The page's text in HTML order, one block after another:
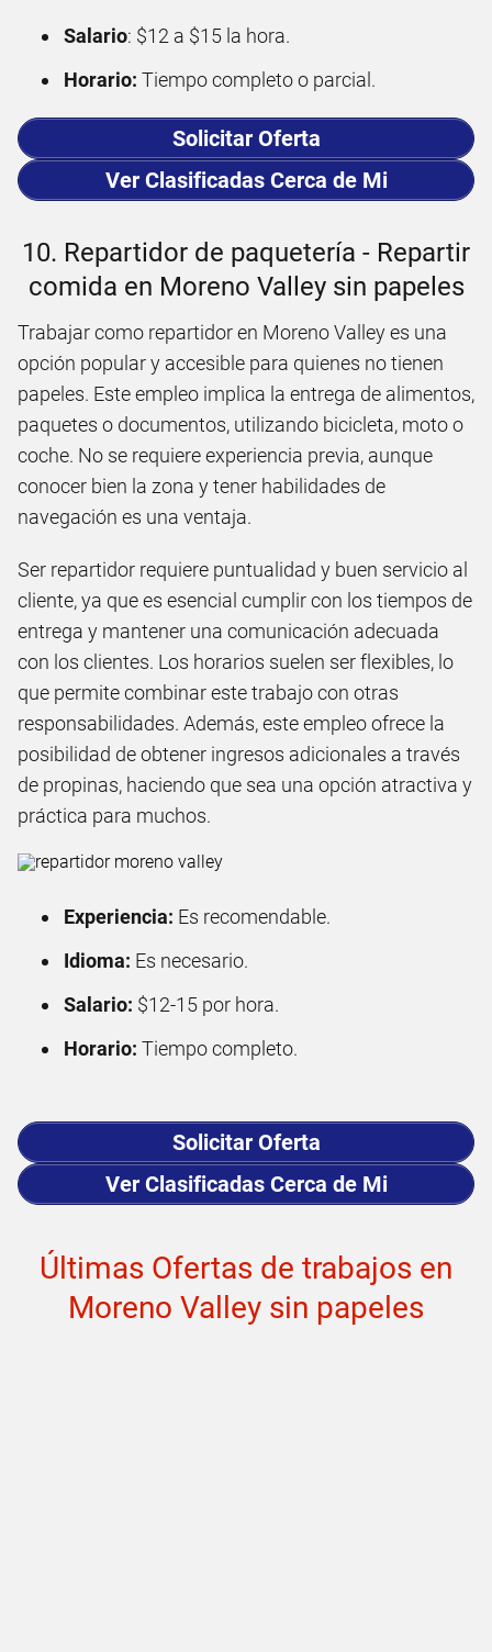
Salario: $12 a $15 la hora.
Horario: Tiempo completo o parcial.
Solicitar Oferta
Ver Clasificadas Cerca de Mi
10. Repartidor de paquetería - Repartir
comida en Moreno Valley sin papeles
Trabajar como repartidor en Moreno Valley es una
opción popular y accesible para quienes no tienen
papeles. Este empleo implica la entrega de alimentos,
paquetes o documentos, utilizando bicicleta, moto o
coche. No se requiere experiencia previa, aunque
conocer bien la zona y tener habilidades de
navegación es una ventaja.
Ser repartidor requiere puntualidad y buen servicio al
cliente, ya que es esencial cumplir con los tiempos de
entrega y mantener una comunicación adecuada
con los clientes. Los horarios suelen ser flexibles, lo
que permite combinar este trabajo con otras
responsabilidades. Además, este empleo ofrece la
posibilidad de obtener ingresos adicionales a través
de propinas, haciendo que sea una opción atractiva y
práctica para muchos.
Experiencia: Es recomendable.
Idioma: Es necesario.
Salario: $12-15 por hora.
Horario: Tiempo completo.
Solicitar Oferta
Ver Clasificadas Cerca de Mi
Últimas Ofertas de trabajos en
Moreno Valley sin papeles